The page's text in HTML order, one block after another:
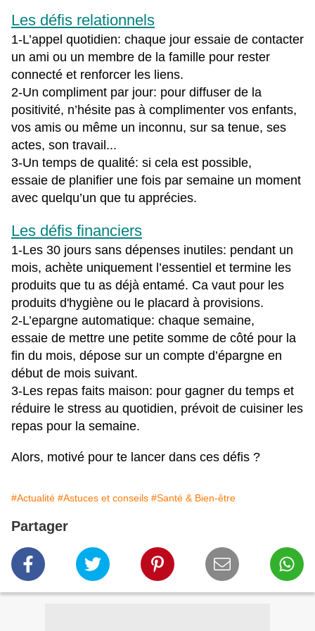
Les défis relationnels
1-L’appel quotidien: chaque jour essaie de contacter
un ami ou un membre de la famille pour rester
connecté et renforcer les liens.
2-Un compliment par jour: pour diffuser de la
positivité, n’hésite pas à complimenter vos enfants,
vos amis ou même un inconnu, sur sa tenue, ses
actes, son travail...
3-Un temps de qualité: si cela est possible,
essaie de planifier une fois par semaine un moment
avec quelqu’un que tu apprécies.
Les défis financiers
1-Les 30 jours sans dépenses inutiles: pendant un
mois, achète uniquement l’essentiel et termine les
produits que tu as déjà entamé. Ca vaut pour les
produits d'hygiène ou le placard à provisions.
2-L’epargne automatique: chaque semaine,
essaie de mettre une petite somme de côté pour la
fin du mois, dépose sur un compte d’épargne en
début de mois suivant.
3-Les repas faits maison: pour gagner du temps et
réduire le stress au quotidien, prévoit de cuisiner les
repas pour la semaine.
Alors, motivé pour te lancer dans ces défis ?
#Actualité #Astuces et conseils #Santé & Bien-être
Partager